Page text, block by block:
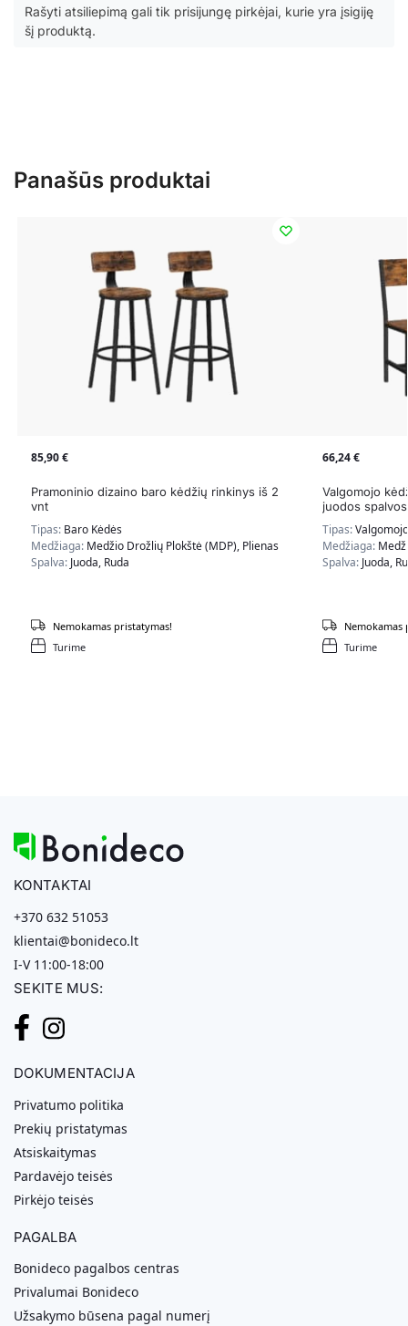
Rašyti atsiliepimą gali tik prisijungę pirkėjai, kurie yra įsigiję
šį produktą.
Panašūs produktai
85,90€
Pramoninio dizaino baro kėdžių rinkinys iš 2
vnt
Tipas: Baro Kėdės
Medžiaga: Medžio Drožlių Plokštė (MDP), Plienas
Spalva: Juoda, Ruda
Turime
Nemokamas pristatymas!
66,24€
Valgomojo
juodos spalvos
Tipas:
Medžiaga:
Spalva: Juoda,
Turime
Nemokamas
KONTAKTAI
+370 632 51053
klientai@bonideco.lt
I-V 11:00-18:00
SEKITE MUS:
DOKUMENTACIJA
Privatumo politika
Prekių pristatymas
Atsiskaitymas
Pardavėjo teisės
Pirkėjo teisės
PAGALBA
Bonideco pagalbos centras
Privalumai Bonideco
Užsakymo būsena pagal numerį